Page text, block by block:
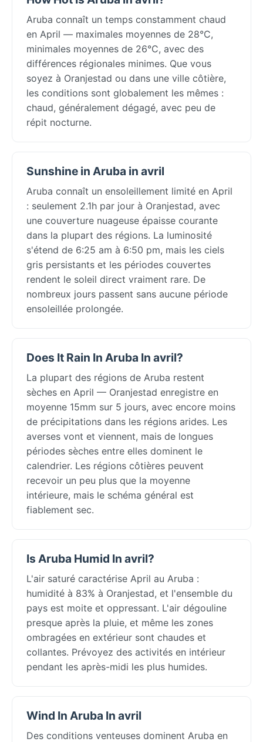
Aruba connaît un temps constamment chaud
en April — maximales moyennes de 28°C,
minimales moyennes de 26°C, avec des
différences régionales minimes. Que vous
soyez à Oranjestad ou dans une ville côtière,
les conditions sont globalement les mêmes :
chaud, généralement dégagé, avec peu de
répit nocturne.
Sunshine in Aruba in avril
Aruba connaît un ensoleillement limité en April
: seulement 2.1h par jour à Oranjestad, avec
une couverture nuageuse épaisse courante
dans la plupart des régions. La luminosité
s'étend de 6:25 am à 6:50 pm, mais les ciels
gris persistants et les périodes couvertes
rendent le soleil direct vraiment rare. De
nombreux jours passent sans aucune période
ensoleillée prolongée.
Does It Rain In Aruba In avril?
La plupart des régions de Aruba restent
sèches en April — Oranjestad enregistre en
moyenne 15mm sur 5 jours, avec encore moins
de précipitations dans les régions arides. Les
averses vont et viennent, mais de longues
périodes sèches entre elles dominent le
calendrier. Les régions côtières peuvent
recevoir un peu plus que la moyenne
intérieure, mais le schéma général est
fiablement sec.
Is Aruba Humid In avril?
L'air saturé caractérise April au Aruba :
humidité à 83% à Oranjestad, et l'ensemble du
pays est moite et oppressant. L'air dégouline
presque après la pluie, et même les zones
ombragées en extérieur sont chaudes et
collantes. Prévoyez des activités en intérieur
pendant les après-midi les plus humides.
Wind In Aruba In avril
Des conditions venteuses dominent Aruba en